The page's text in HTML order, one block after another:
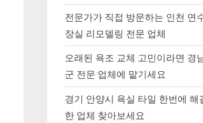
전문가가 직접 방문하는 인천 연
장실 리모델링 전문 업체
오래된 욕조 교체 고민이라면 경
군 전문 업체에 맡기세요
경기 안양시 욕실 타일 한번에 해
한 업체 찾아보세요